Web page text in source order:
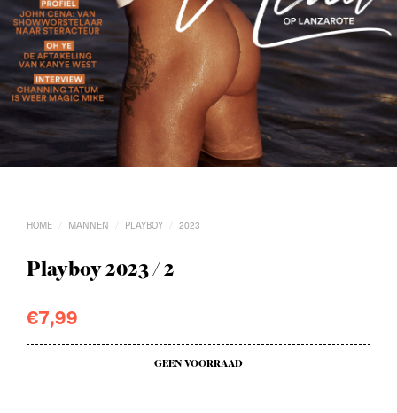
HOME / MANNEN / PLAYBOY / 2023
Playboy 2023 / 2
€7,99
GEEN VOORRAAD